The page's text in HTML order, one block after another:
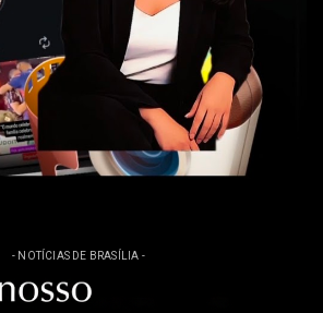
- NOTÍCIAS DE BRASÍLIA -